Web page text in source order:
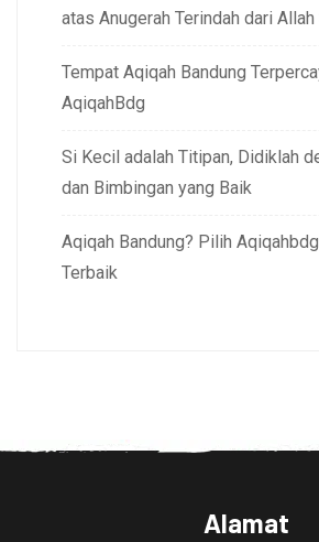
atas Anugerah Terindah dari Allah
Tempat Aqiqah Bandung
AqiqahBdg
Si Kecil adalah Titipan, Didiklah
dan Bimbingan yang Baik
Aqiqah Bandung? Pilih
Terbaik
Alamat